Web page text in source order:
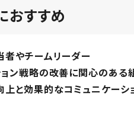
おすすめ
やチームリーダー
ン戦略の改善に関心のある
と効果的なコミュニケーシ